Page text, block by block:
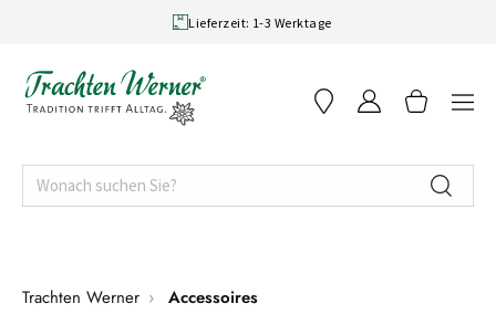
Lieferzeit: 1-3 Werktage
FILIALEN ÜBER UNS
Trachten Werner Accessoires